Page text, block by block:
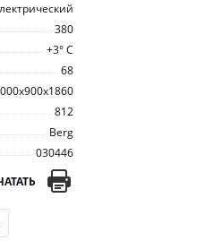
380
+3° С
68
812
Berg
030446